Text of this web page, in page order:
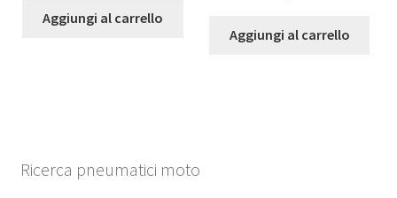
Aggiungi al carrello
Aggiungi al carrello
Ricerca pneumatici moto